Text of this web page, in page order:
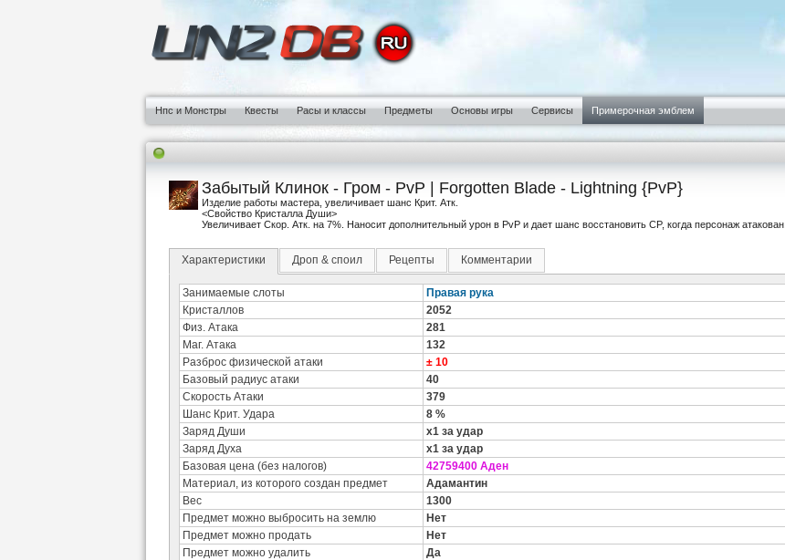
Нпс и Монстры Квесты Расы и классы Предметы Основы игры Сервисы Примерочная эмблем
Забытый Клинок - Гром - PvP | Forgotten Blade - Lightning {PvP}
Изделие работы мастера, увеличивает шанс Крит. Атк.
<Свойство Кристалла Души>
Увеличивает Скор. Атк. на 7%. Наносит дополнительный урон в PvP и дает шанс восстановить CP, когда персонаж атакован.
Характеристики Дроп & споил Рецепты Комментарии
Занимаемые слоты
Правая рука
Кристаллов
2052
Физ. Атака
281
Маг. Атака
132
Разброс физической атаки
± 10
Базовый радиус атаки
40
Скорость Атаки
379
Шанс Крит. Удара
8 %
Заряд Души
x1 за удар
Заряд Духа
x1 за удар
Базовая цена (без налогов)
42759400 Аден
Материал, из которого создан предмет
Адамантин
Вес
1300
Предмет можно выбросить на землю
Нет
Предмет можно продать
Нет
Предмет можно удалить
Да